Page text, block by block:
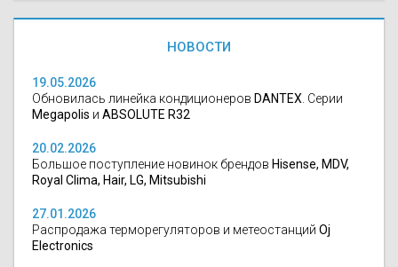
НОВОСТИ
19.05.2026
Обновилась линейка кондиционеров DANTEX . Серии
Megapolis и ABSOLUTE R32
20.02.2026
Большое поступление новинок брендов Hisense, MDV,
Royal Clima, Hair, LG, Mitsubishi
27.01.2026
Распродажа терморегуляторов и метеостанций Oj
Electronics